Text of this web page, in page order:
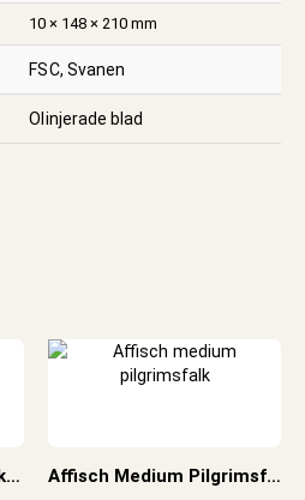
10 × 148 × 210 mm
FSC, Svanen
Olinjerade blad
Skrivbok Wallstars Hudiksvall Affisch Medium Pilgrimsfalk